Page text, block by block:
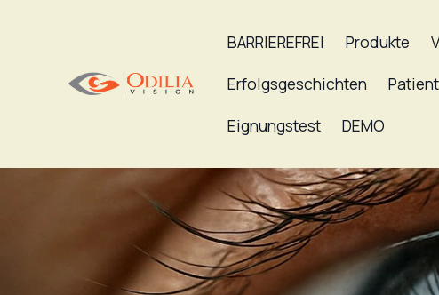
BARRIEREFREI Produkte
Erfolgsgeschichten
Eignungstest
DEMO